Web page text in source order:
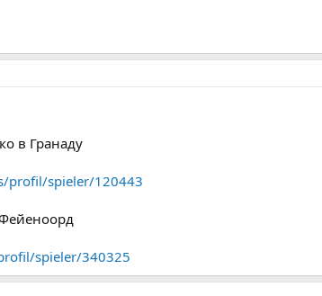
в Гранаду
profil/spieler/120443
spieler/340325